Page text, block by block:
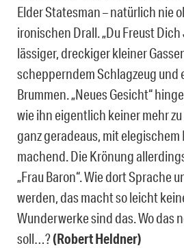
Elder Statesman – natürlich nie
ironischen Drall. „Du Freust Dich
lässiger, dreckiger kleiner
schepperndem Schlagzeug und
Brummen. „Neues Gesicht“
wie ihn eigentlich keiner mehr
ganz geradeaus, mit
machend. Die Krönung
„Frau Baron“. Wie dort Sprache
werden, das macht so leicht
Wunderwerke sind das. Wo das
soll…?(Robert Heldner)